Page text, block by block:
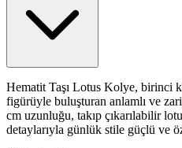
Hematit Taşı Lotus Kolye, birinci
figürüyle buluşturan anlamlı ve
cm uzunluğu, takıp çıkarılabilir
detaylarıyla günlük stile güçlü ve